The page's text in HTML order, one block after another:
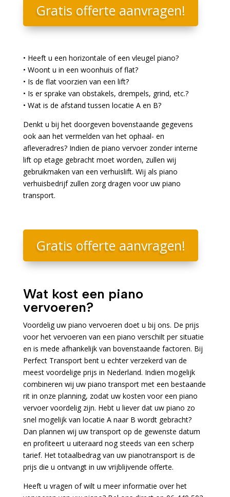
Gratis offerte aanvragen!
• Heeft u een horizontale of een vleugel piano?
• Woont u in een woonhuis of flat?
• Is de flat voorzien van een lift?
• Is er sprake van obstakels, drempels, grind, etc.?
• Wat is de afstand tussen locatie A en B?
Denkt u bij het doorgeven bovenstaande gegevens
ook aan het vermelden van het ophaal- en
afleveradres? Indien de piano vervoer zonder interne
lift op etage gebracht moet worden, zullen wij
gebruikmaken van een verhuislift. Wij als piano
verhuisbedrijf zullen zorg dragen voor uw piano
transport.
Gratis offerte aanvragen!
Wat kost een piano
vervoeren?
Voordelig uw piano vervoeren doet u bij ons. De prijs
voor het vervoeren van een piano verschilt per situatie
en is mede afhankelijk van bovenstaande factoren. Bij
Perfect Transport bent u echter verzekerd van de
meest voordelige prijs in Nederland. Indien mogelijk
combineren wij uw piano transport met een bestaande
rit in onze planning, zodat uw kosten voor een piano
vervoer voordelig zijn. Hebt u liever dat uw piano zo
snel mogelijk van locatie A naar B wordt gebracht?
Dan plannen wij uw transport op de gewenste datum
en profiteert u uiteraard nog steeds van een scherp
tarief. Het totaalbedrag van uw pianotransport is de
prijs die u ontvangt in uw vrijblijvende offerte.
Heeft u vragen of wilt u meer informatie over het